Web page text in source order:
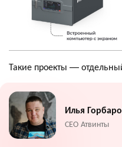
Такие проекты —
Илья
СЕО Атвинты